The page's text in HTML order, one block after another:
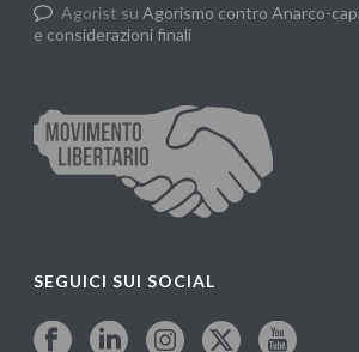
Agorist suAgorismo contro Anarco-
e considerazioni finali
SEGUICI SUI SOCIAL